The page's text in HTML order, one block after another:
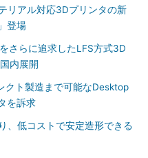
リアル対応3Dプリンタの新
登場
さらに追求したLFS方式3D
内展開
クト製造まで可能なDesktop
を訴求
、低コストで安定造形できる